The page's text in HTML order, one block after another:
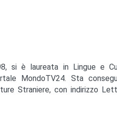
si è laureata in Lingue e
MondoTV24. Sta
Straniere, con indirizzo